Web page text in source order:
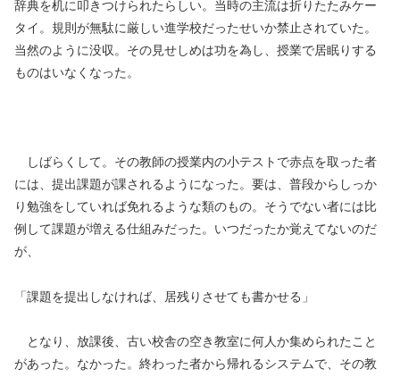
辞典を机に叩きつけられたらしい。当時の主流は折りたたみケー
タイ。規則が無駄に厳しい進学校だったせいか禁止されていた。
当然のように没収。その見せしめは功を為し、授業で居眠りする
ものはいなくなった。
しばらくして。その教師の授業内の小テストで赤点を取った者
には、提出課題が課されるようになった。要は、普段からしっか
り勉強をしていれば免れるような類のもの。そうでない者には比
例して課題が増える仕組みだった。いつだったか覚えてないのだ
が、
「課題を提出しなければ、居残りさせても書かせる」
となり、放課後、古い校舎の空き教室に何人か集められたこと
があった。なかった。終わった者から帰れるシステムで、その教